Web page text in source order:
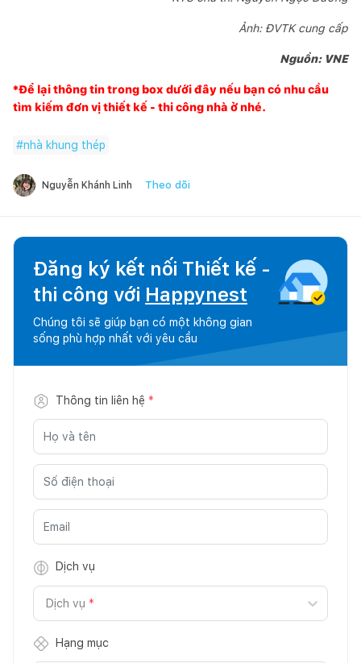
Ảnh: ĐVTK cung cấp
Nguồn: VNE
*Để lại thông tin trong box dưới đây nếu bạn có nhu cầu
tìm kiếm đơn vị thiết kế - thi công nhà ở nhé.
#nhà khung thép
Nguyễn Khánh Linh Theo dõi
Đăng ký kết nối Thiết kế -
thi công với Happynest
Chúng tôi sẽ giúp bạn có một không gian
sống phù hợp nhất với yêu cầu
Thông tin liên hệ *
Dịch vụ
Dịch vụ *
Hạng mục